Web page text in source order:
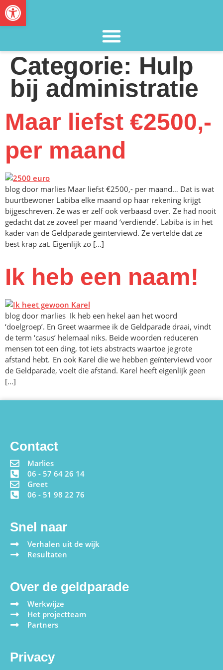
Categorie: Hulp
bij administratie
Maar liefst €2500,-
per maand
blog door marlies Maar liefst €2500,- per maand… Dat is wat
buurtbewoner Labiba elke maand op haar rekening krijgt
bijgeschreven. Ze was er zelf ook verbaasd over. Ze had nooit
gedacht dat ze zoveel per maand ‘verdiende’. Labiba is in het
kader van de Geldparade geïnterviewd. Ze vertelde dat ze
best krap zat. Eigenlijk zo […]
Ik heb een naam!
blog door marlies Ik heb een hekel aan het woord
‘doelgroep’. En Greet waarmee ik de Geldparade draai, vindt
de term ‘casus’ helemaal niks. Beide woorden reduceren
mensen tot een ding, tot iets abstracts waartoe je grote
afstand hebt. En ook Karel die we hebben geïnterviewd voor
de Geldparade, voelt die afstand. Karel heeft eigenlijk geen
[…]
Contact
Marlies
06 - 57 64 26 14
Greet
06 - 51 98 22 76
Snel naar
Verhalen uit de wijk
Resultaten
Over de geldparade
Werkwijze
Het projectteam
Partners
Privacy